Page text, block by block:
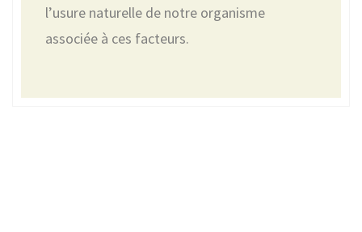
l’usure naturelle de notre organisme
associée à ces facteurs.